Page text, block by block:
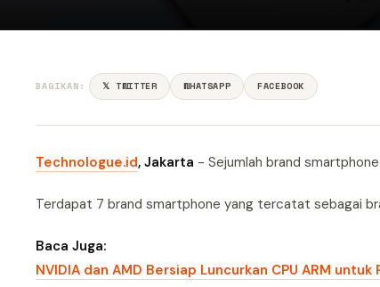
BAGIKAN: 𝕏 TWITTER WHATSAPP FACEBOOK
Technologue.id, Jakarta - Sejumlah brand
Terdapat 7 brand smartphone yang tercatat sebagai
Baca Juga:
NVIDIA dan AMD Bersiap Luncurkan CPU ARM untuk